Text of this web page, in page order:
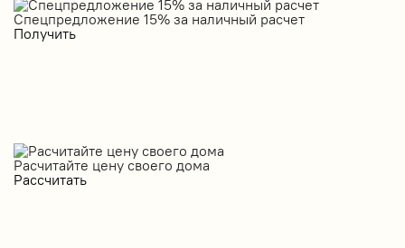
Спецпредложение 15% за наличный расчет
Получить
Расчитайте цену своего дома
Рассчитать